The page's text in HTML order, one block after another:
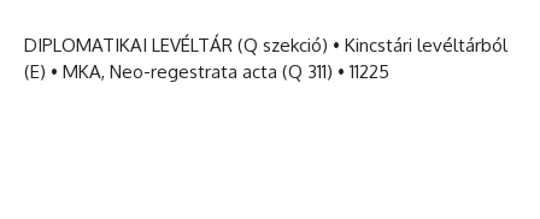
DIPLOMATIKAI LEVÉLTÁR (Q szekció) • Kincstári levéltárból
(E) • MKA, Neo-regestrata acta (Q 311) • 11225